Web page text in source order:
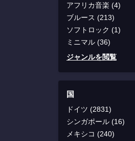
アフリカ音楽 (4)
ブルース (213)
ソフトロック (1)
ミニマル (36)
ジャンルを閲覧
国
ドイツ (2831)
シンガポール (16)
メキシコ (240)